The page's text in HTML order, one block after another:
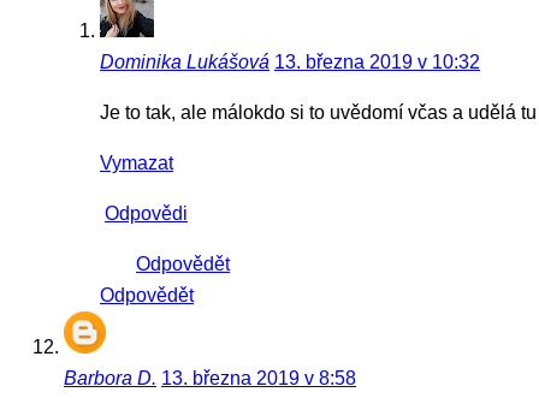
Dominika Lukášová 13. března 2019 v 10:32
Je to tak, ale málokdo si to uvědomí včas a udělá
Vymazat
Odpovědi
Odpovědět
Odpovědět
Barbora D. 13. března 2019 v 8:58